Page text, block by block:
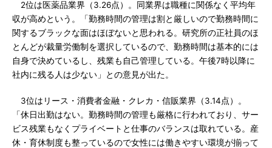
2位は医薬品業界（3.26点）。同業界は職種に関係なく平均年
収が高めという。「勤務時間の管理は割と厳しいので勤務時間に
関するブラックな面はほぼないと思われる。研究所の正社員のほ
とんどが裁量労働制を選択しているので、勤務時間は基本的には
自身で決めているし、残業も自己管理している。午後7時以降に
社内に残る人は少ない」との意見が出た。
3位はリース・消費者金融・クレカ・信販業界（3.14点）。
「休日出勤はない。勤務時間の管理も厳格に行われており、サー
ビス残業もなくプライベートと仕事のバランスは取れている。産
休・育休制度も整っているので女性には働きやすい環境が揃って